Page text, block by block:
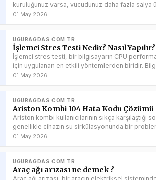
kuruluğunuz varsa, vücudunuz daha fazla salya
01 May 2026
UGURAGDAS.COM.TR
İşlemci Stres Testi Nedir? Nasıl Yapılır?
İşlemci stres testi, bir bilgisayarın CPU
için uygulanan en etkili yöntemlerden biridir.
01 May 2026
UGURAGDAS.COM.TR
Ariston Kombi 104 Hata Kodu Çözümü
Ariston kombi kullanıcılarının sıkça
genellikle cihazın su sirkülasyonunda bir
01 May 2026
UGURAGDAS.COM.TR
Araç ağı arızası ne demek ?